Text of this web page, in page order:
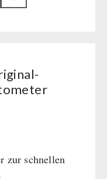
zur schnellen